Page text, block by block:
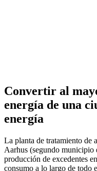
Convertir al
energía de una
energía
La planta de tratamiento de
Aarhus (segundo municipio
producción de excedentes
consumo a lo largo de todo